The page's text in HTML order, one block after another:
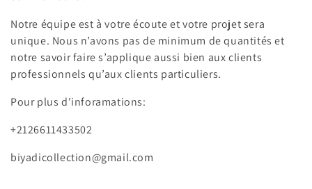
:
Notre équipe est à votre écoute et votre projet sera
unique. Nous n’avons pas de minimum de quantités et
notre savoir faire s’applique aussi bien aux clients
professionnels qu’aux clients particuliers.
Pour plus d'inforamations:
+2126611433502
biyadicollection@gmail.com